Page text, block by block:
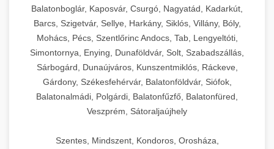
Balatonboglár, Kaposvár, Csurgó, Nagyatád, Kadarkút,
Barcs, Szigetvár, Sellye, Harkány, Siklós, Villány, Bóly,
Mohács, Pécs, Szentlőrinc Andocs, Tab, Lengyeltóti,
Simontornya, Enying, Dunaföldvár, Solt, Szabadszállás,
Sárbogárd, Dunaújváros, Kunszentmiklós, Ráckeve,
Gárdony, Székesfehérvár, Balatonföldvár, Siófok,
Balatonalmádi, Polgárdi, Balatonfűzfő, Balatonfüred,
Veszprém, Sátoraljaújhely
Szentes, Mindszent, Kondoros, Orosháza,